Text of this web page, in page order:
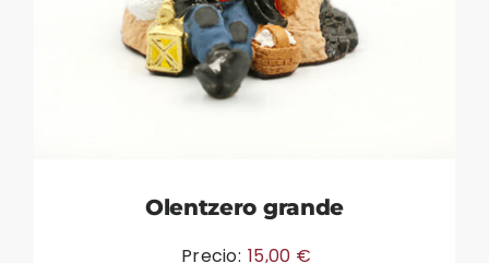
Olentzero grande
Precio: 15,00 €